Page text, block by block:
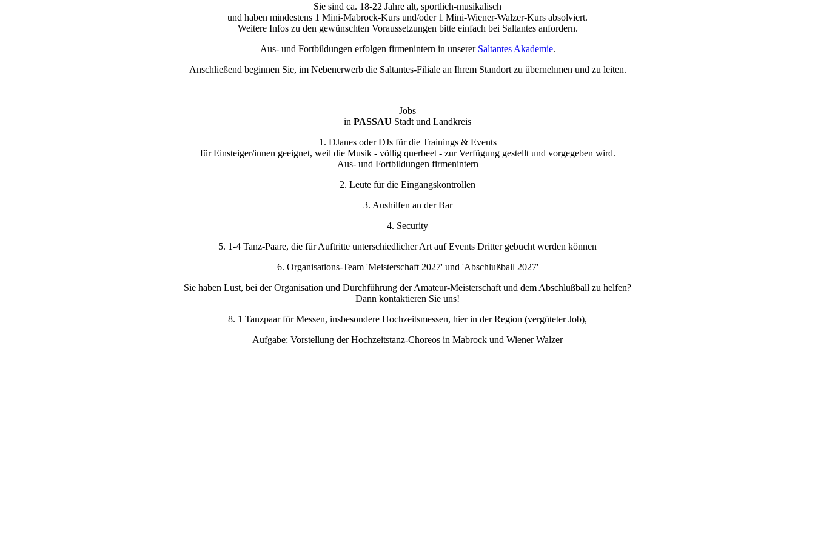
Sie sind ca. 18-22 Jahre alt, sportlich-musikalisch
und haben mindestens 1 Mini-Mabrock-Kurs und/oder 1 Mini-Wiener-Walzer-Kurs absolviert.
Weitere Infos zu den gewünschten Voraussetzungen bitte einfach bei Saltantes anfordern.
Aus- und Fortbildungen erfolgen firmenintern in unserer Saltantes Akademie.
Anschließend beginnen Sie, im Nebenerwerb die Saltantes-Filiale an Ihrem Standort zu übernehmen und zu leiten.
Jobs
in PASSAU Stadt und Landkreis
1. DJanes oder DJs für die Trainings & Events
für Einsteiger/innen geeignet, weil die Musik - völlig querbeet - zur Verfügung gestellt und vorgegeben wird.
Aus- und Fortbildungen firmenintern
2. Leute für die Eingangskontrollen
3. Aushilfen an der Bar
4. Security
5. 1-4 Tanz-Paare, die für Auftritte unterschiedlicher Art auf Events Dritter gebucht werden können
6. Organisations-Team 'Meisterschaft 2027' und 'Abschlußball 2027'
Sie haben Lust, bei der Organisation und Durchführung der Amateur-Meisterschaft und dem Abschlußball zu helfen?
Dann kontaktieren Sie uns!
8. 1 Tanzpaar für Messen, insbesondere Hochzeitsmessen, hier in der Region (vergüteter Job),
Aufgabe: Vorstellung der Hochzeitstanz-Choreos in Mabrock und Wiener Walzer